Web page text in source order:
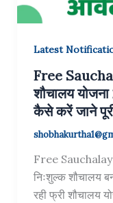
Latest
Free
शौचालय
कैसे करें जाने
Free
निःशुल्क शौचालय
रही फ्री शौचालय